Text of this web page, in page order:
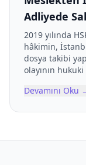
Adliyede
2019 yılında
hâkimin,
dosya takibi
olayının
Devamını Oku